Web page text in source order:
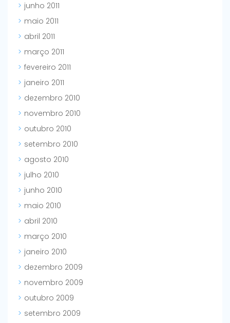
junho 2011
maio 2011
abril 2011
março 2011
fevereiro 2011
janeiro 2011
dezembro 2010
novembro 2010
outubro 2010
setembro 2010
agosto 2010
julho 2010
junho 2010
maio 2010
abril 2010
março 2010
janeiro 2010
dezembro 2009
novembro 2009
outubro 2009
setembro 2009